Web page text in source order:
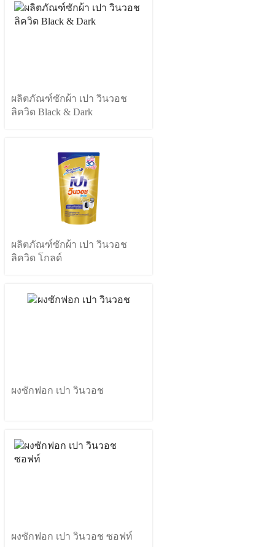
ผลิตภัณฑ์ซักผ้า เปา วินวอช
ลิควิด Black & Dark
ผลิตภัณฑ์ซักผ้า เปา วินวอช
ลิควิด โกลด์
ผงซักฟอก เปา วินวอช
ผงซักฟอก เปา วินวอช ซอฟท์